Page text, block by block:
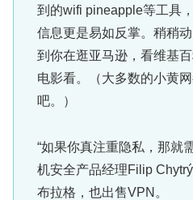
到的wifi pineapple等工具
信息更是易如反掌。稍稍
到你在逛亚马逊，看维基
电影看。（大多数的小黄
吧。）
“如果你真注重隐私，那就
机安全产品经理Filip
布拉格，也出售VPN。